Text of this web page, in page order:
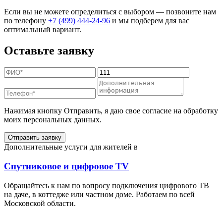
Если вы не можете определиться с выбором — позвоните нам
по телефону +7 (499) 444-24-96 и мы подберем для вас
оптимальный вариант.
Оставьте заявку
Нажимая кнопку Отправить, я даю свое согласие на обработку
моих персональных данных.
Отправить заявку
Дополнительные услуги для жителей в
Спутниковое и цифровое TV
Обращайтесь к нам по вопросу подключения цифрового ТВ
на даче, в коттедже или частном доме. Работаем по всей
Московской области.